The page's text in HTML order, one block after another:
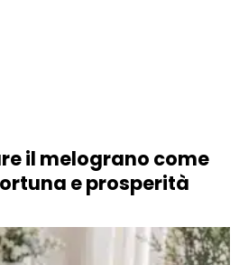
il melograno come
e prosperità